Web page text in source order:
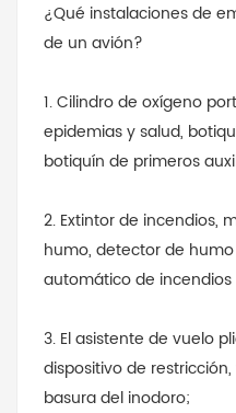
¿Qué instalaciones de
de un avión?
1. Cilindro de oxígeno
epidemias y salud,
botiquín de primeros
2. Extintor de incendios,
humo, detector de
automático de
3. El asistente de vuelo
dispositivo de
basura del inodoro;